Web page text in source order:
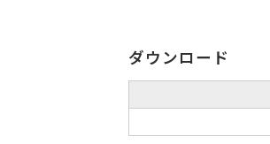
ダウンロード